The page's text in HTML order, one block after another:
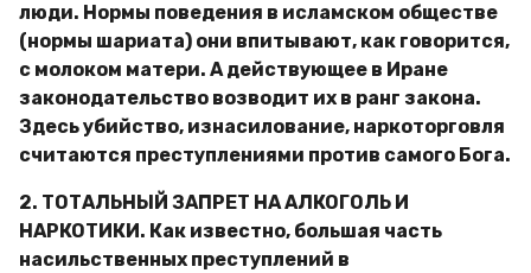
люди. Нормы поведения в исламском обществе
(нормы шариата) они впитывают, как говорится,
с молоком матери. А действующее в Иране
законодательство возводит их в ранг закона.
Здесь убийство, изнасилование, наркоторговля
считаются преступлениями против самого Бога.
2. ТОТАЛЬНЫЙ ЗАПРЕТ НА АЛКОГОЛЬ И
НАРКОТИКИ. Как известно, большая часть
насильственных преступлений в